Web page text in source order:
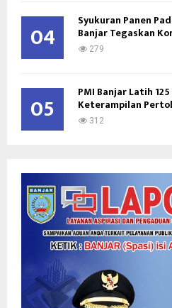
04 Syukuran Panen
Banjar Tegaskan
279
05 PMI Banjar Latih
Keterampilan
312